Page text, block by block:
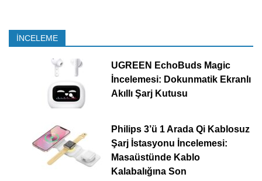
İNCELEME
UGREEN EchoBuds Magic
İncelemesi: Dokunmatik Ekranlı
Akıllı Şarj Kutusu
Philips 3’ü 1 Arada Qi Kablosuz
Şarj İstasyonu İncelemesi:
Masaüstünde Kablo
Kalabalığına Son